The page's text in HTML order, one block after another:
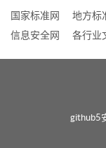
国家标准网 地方标
信息安全网
各行业
github5